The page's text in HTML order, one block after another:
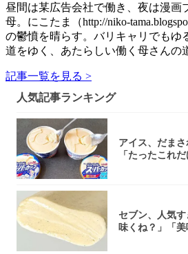
昼間は某広告会社で働き、夜は漫画
母。にこたま（http://niko-
の鬱憤を晴らす。バリキャリでもゆ
道をゆく、あたらしい働く母さんの
記事一覧を見る >
人気記事ランキング
アイス、だま
「たったこれ
セブン、人気
味くね？」「